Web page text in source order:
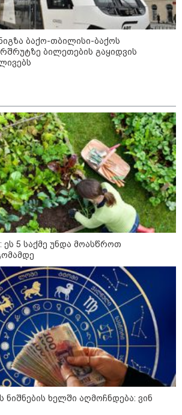
მორიგი თავდასხმა Wildberries-
ის საწყობზე - დრონებით
თავდასხმის შემდეგ, ტულას
ოლქში მდებარე საწყობში
ხანძარია
დაშავებული, მასშტაბური
ხანძარი - რუსეთმა კიევზე
იერიში ბალისტიკური
რაკეტებით მიიტანა
14:13 / 04-08-2026
მორიგი თავდასხმა რუსეთში,
ნავთობგადამამუშავებელ
ქარხანაზე - რა დეტალებია
ცნობილი
ყველა სიახლე
ბაქო-თბილისი-ბაქოს
ბილეთების გაყიდვის
ეს 5 საქმე უნდა მოასწროთ
ხელში აღმოჩნდება: ვინ